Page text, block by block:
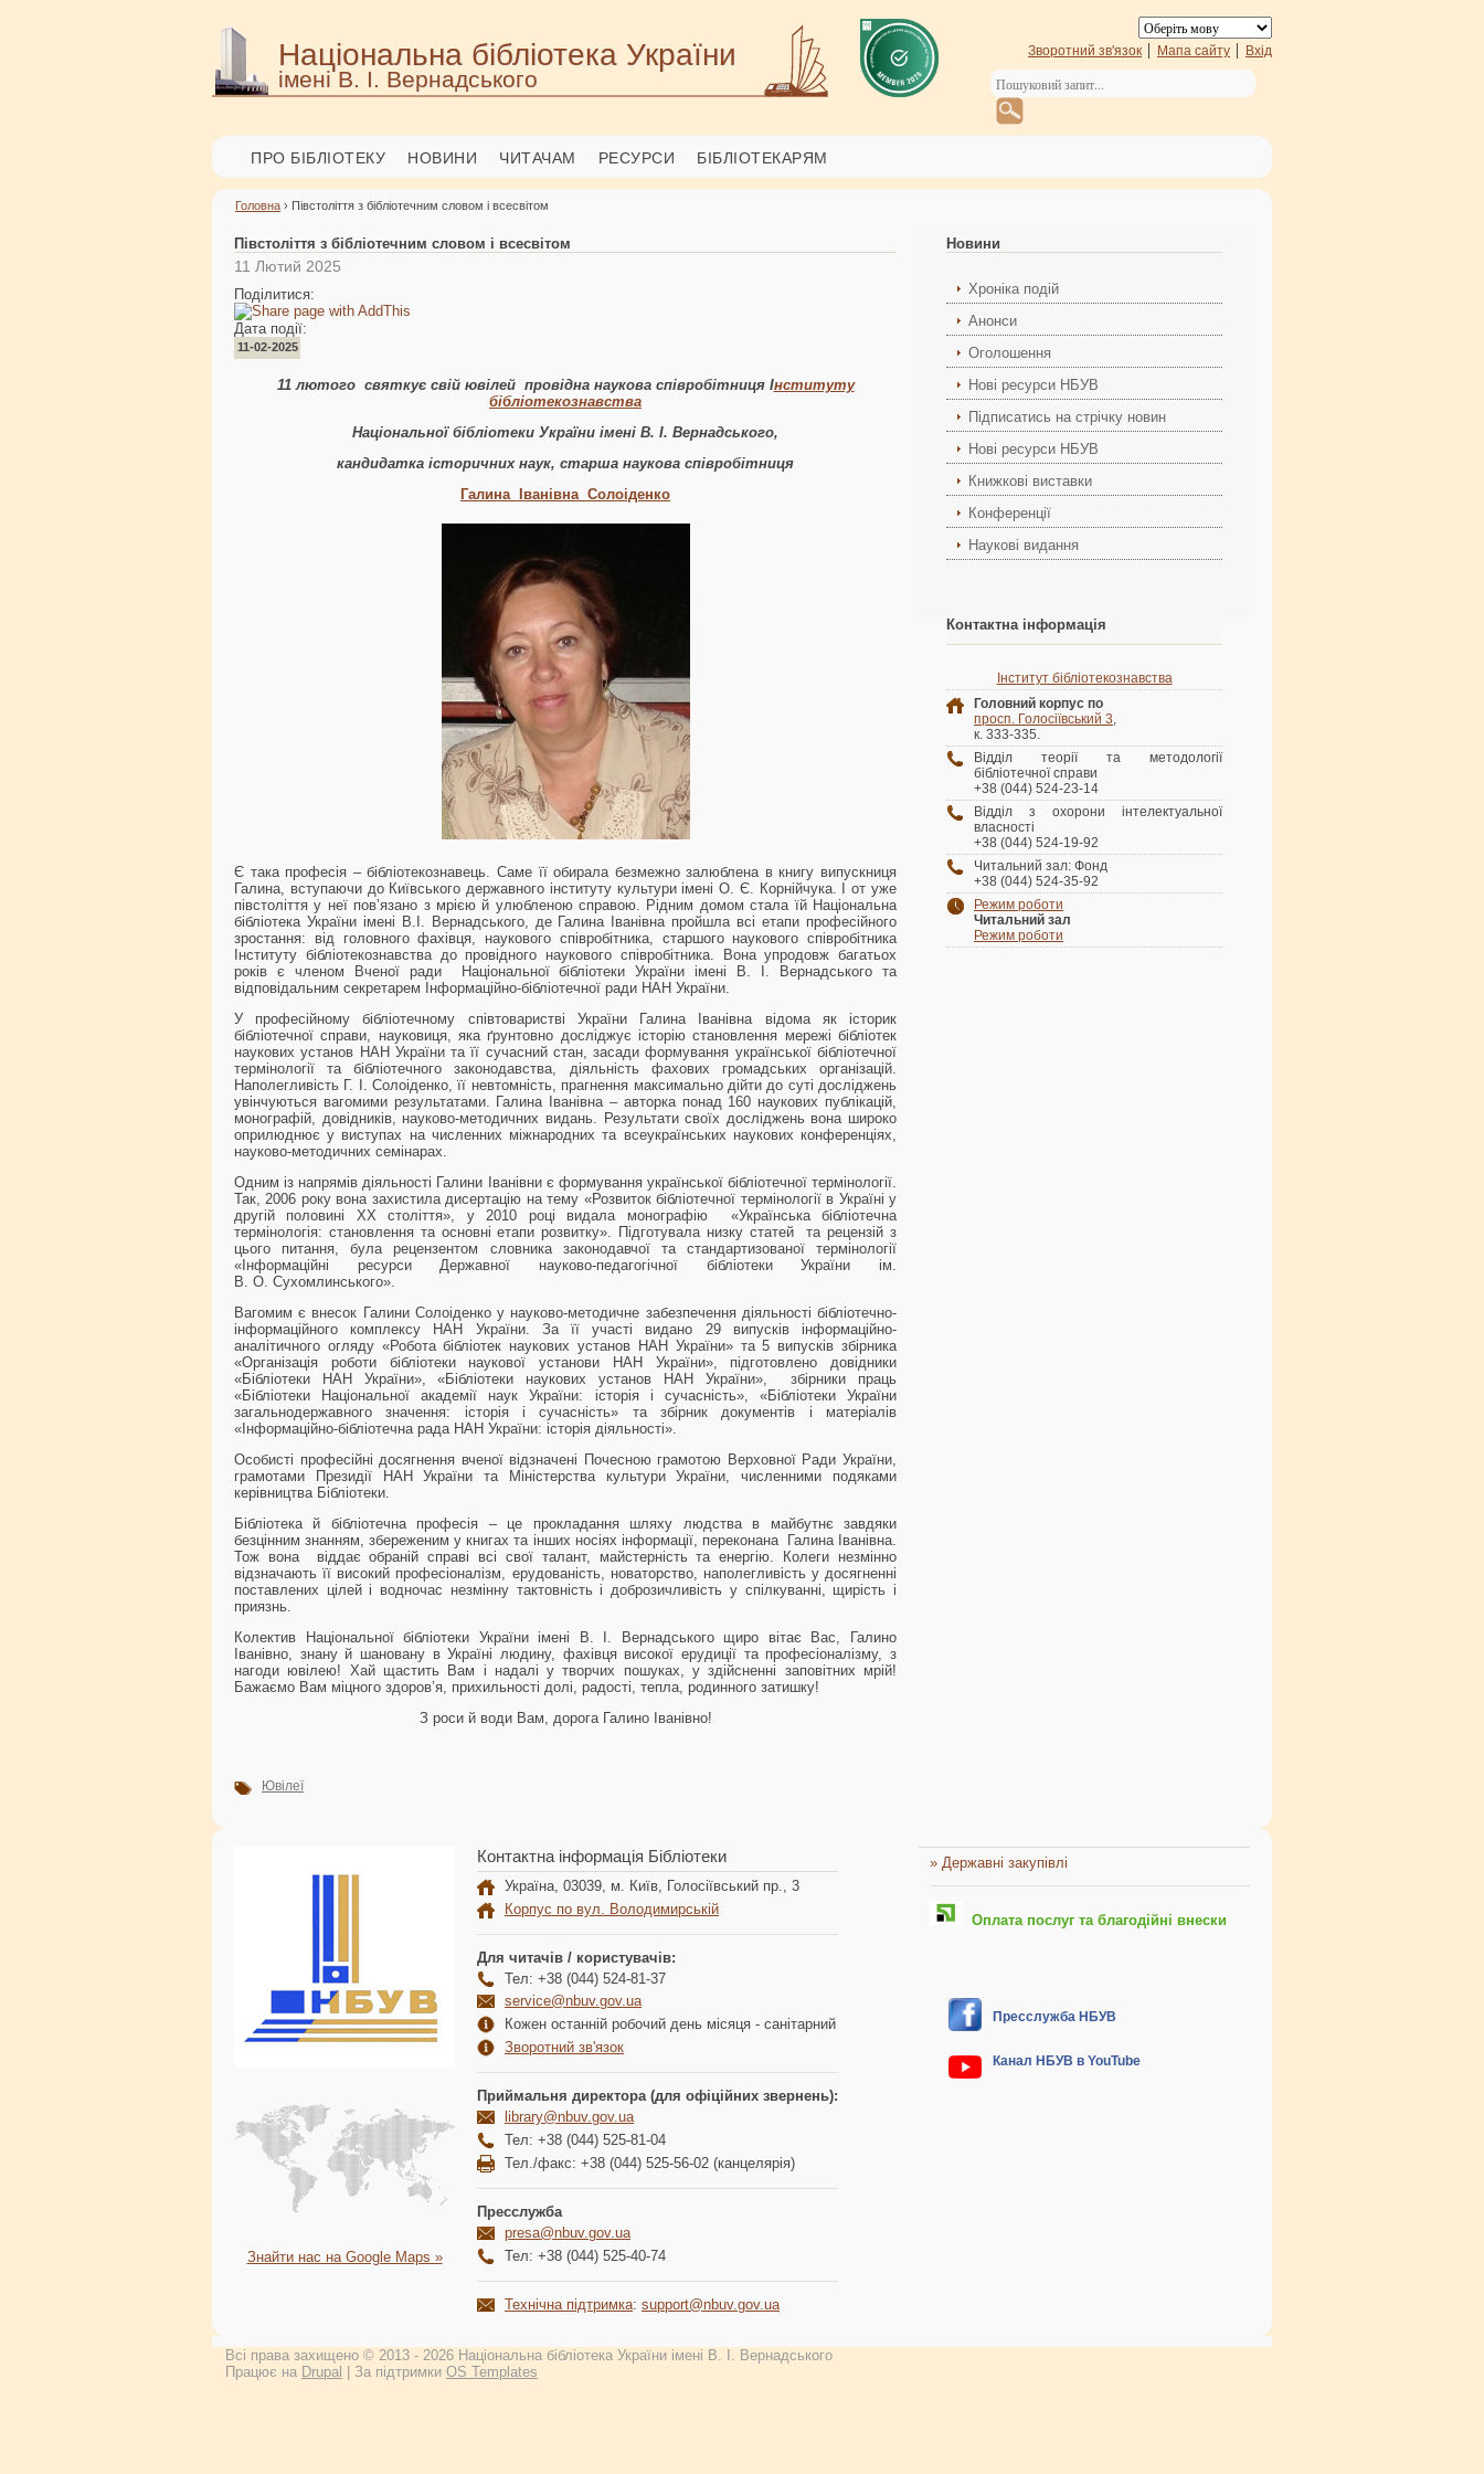
Національна бібліотека України
імені В. І. Вернадського
Зворотний зв'язок Мапа сайту Вхід
ПРО БІБЛІОТЕКУ НОВИНИ ЧИТАЧАМ РЕСУРСИ БІБЛІОТЕКАРЯМ
Головна › Півстоліття з бібліотечним словом і всесвітом
Півстоліття з бібліотечним словом і всесвітом
11 Лютий 2025
Поділитися:
Дата події:
11-02-2025
11 лютого святкує свій ювілей провідна наукова співробітницяІнституту
бібліотекознавства
Національної бібліотеки України імені В. І. Вернадського,
кандидатка історичних наук, старша наукова співробітниця
Галина Іванівна Солоіденко
Є така професія – бібліотекознавець. Саме її обирала безмежно залюблена в книгу випускниця
Галина, вступаючи до Київського державного інституту культури імені О. Є. Корнійчука. І от уже
півстоліття у неї пов’язано з мрією й улюбленою справою. Рідним домом стала їй Національна
бібліотека України імені В.І. Вернадського, де Галина Іванівна пройшла всі етапи професійного
зростання: від головного фахівця, наукового співробітника, старшого наукового співробітника
Інституту бібліотекознавства до провідного наукового співробітника. Вона упродовж багатьох
років є членом Вченої ради Національної бібліотеки України імені В. І. Вернадського та
відповідальним секретарем Інформаційно-бібліотечної ради НАН України.
У професійному бібліотечному співтоваристві України Галина Іванівна відома як історик
бібліотечної справи, науковиця, яка ґрунтовно досліджує історію становлення мережі бібліотек
наукових установ НАН України та її сучасний стан, засади формування української бібліотечної
термінології та бібліотечного законодавства, діяльність фахових громадських організацій.
Наполегливість Г. І. Солоіденко, її невтомність, прагнення максимально дійти до суті досліджень
увінчуються вагомими результатами. Галина Іванівна – авторка понад 160 наукових публікацій,
монографій, довідників, науково-методичних видань. Результати своїх досліджень вона широко
оприлюднює у виступах на численних міжнародних та всеукраїнських наукових конференціях,
науково-методичних семінарах.
Одним із напрямів діяльності Галини Іванівни є формування української бібліотечної термінології.
Так, 2006 року вона захистила дисертацію на тему «Розвиток бібліотечної термінології в Україні у
другій половині XX століття», у 2010 році видала монографію «Українська бібліотечна
термінологія: становлення та основні етапи розвитку». Підготувала низку статей та рецензій з
цього питання, була рецензентом словника законодавчої та стандартизованої термінології
«Інформаційні ресурси Державної науково-педагогічної бібліотеки України ім.
В. О. Сухомлинського».
Вагомим є внесок Галини Солоіденко у науково-методичне забезпечення діяльності бібліотечно-
інформаційного комплексу НАН України. За її участі видано 29 випусків інформаційно-
аналітичного огляду «Робота бібліотек наукових установ НАН України» та 5 випусків збірника
«Організація роботи бібліотеки наукової установи НАН України», підготовлено довідники
«Бібліотеки НАН України», «Бібліотеки наукових установ НАН України», збірники праць
«Бібліотеки Національної академії наук України: історія і сучасність», «Бібліотеки України
загальнодержавного значення: історія і сучасність» та збірник документів і матеріалів
«Інформаційно-бібліотечна рада НАН України: історія діяльності».
Особисті професійні досягнення вченої відзначені Почесною грамотою Верховної Ради України,
грамотами Президії НАН України та Міністерства культури України, численними подяками
керівництва Бібліотеки.
Бібліотека й бібліотечна професія – це прокладання шляху людства в майбутнє завдяки
безцінним знанням, збереженим у книгах та інших носіях інформації, переконана Галина Іванівна.
Тож вона віддає обраній справі всі свої талант, майстерність та енергію. Колеги незмінно
відзначають її високий професіоналізм, ерудованість, новаторство, наполегливість у досягненні
поставлених цілей і водночас незмінну тактовність і доброзичливість у спілкуванні, щирість і
приязнь.
Колектив Національної бібліотеки України імені В. І. Вернадського щиро вітає Вас, Галино
Іванівно, знану й шановану в Україні людину, фахівця високої ерудиції та професіоналізму, з
нагоди ювілею! Хай щастить Вам і надалі у творчих пошуках, у здійсненні заповітних мрій!
Бажаємо Вам міцного здоров’я, прихильності долі, радості, тепла, родинного затишку!
З роси й води Вам, дорога Галино Іванівно!
Ювілеї
Новини
Хроніка подій
Анонси
Оголошення
Нові ресурси НБУВ
Підписатись на стрічку новин
Нові ресурси НБУВ
Книжкові виставки
Конференції
Наукові видання
Контактна інформація
Інститут бібліотекознавства
Головний корпус по
просп. Голосіївський 3,
к. 333-335.
Відділ теорії та методології
бібліотечної справи
+38 (044) 524-23-14
Відділ з охорони інтелектуальної
власності
+38 (044) 524-19-92
Читальний зал: Фонд
+38 (044) 524-35-92
Режим роботи
Читальний зал
Режим роботи
Знайти нас на Google Maps »
Контактна інформація Бібліотеки
Україна, 03039, м. Київ, Голосіївський пр., 3
Корпус по вул. Володимирській
Для читачів / користувачів:
Тел: +38 (044) 524-81-37
service@nbuv.gov.ua
Кожен останній робочий день місяця - санітарний
Зворотний зв'язок
Приймальня директора (для офіційних звернень):
library@nbuv.gov.ua
Тел: +38 (044) 525-81-04
Тел./факс: +38 (044) 525-56-02 (канцелярія)
Пресслужба
presa@nbuv.gov.ua
Тел: +38 (044) 525-40-74
Технічна підтримка: support@nbuv.gov.ua
» Державні закупівлі
Оплата послуг та благодійні внески
Пресслужба НБУВ
Канал НБУВ в YouTube
Всі права захищено © 2013 - 2026 Національна бібліотека України імені В. І. Вернадського
Працює на Drupal | За підтримки OS Templates